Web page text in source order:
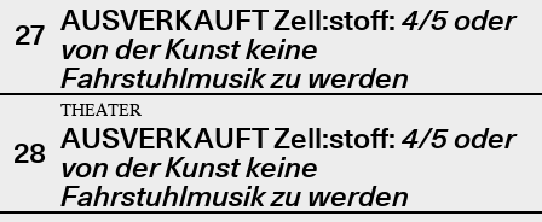
27 AUSVERKAUFT Zell:stoff: 4/5 oder
von der Kunst keine
Fahrstuhlmusik zu werden
28
THEATER
AUSVERKAUFT Zell:stoff: 4/5 oder
von der Kunst keine
Fahrstuhlmusik zu werden